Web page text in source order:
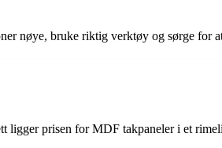
nøye, bruke riktig verktøy og sørge for
prisen for MDF takpaneler i et